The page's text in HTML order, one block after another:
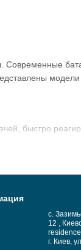
Современные
быстро
необходимую
с.
12 ,
residence
г.